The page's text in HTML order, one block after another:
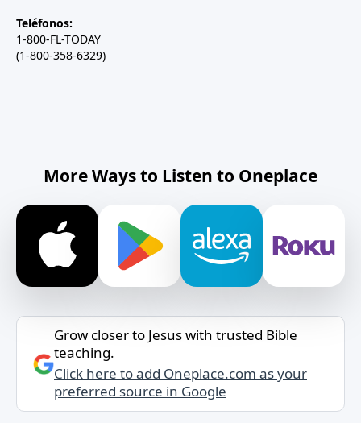
Teléfonos:
1-800-FL-TODAY
(1-800-358-6329)
More Ways to Listen to Oneplace
Grow closer to Jesus with trusted Bible
teaching.
Click here to add Oneplace.com as your
preferred source in Google